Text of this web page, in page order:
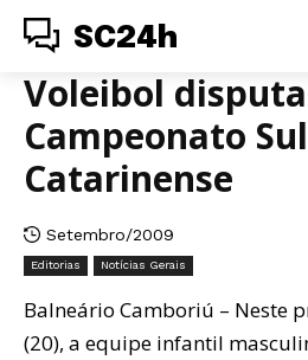
SC24h
Voleibol
Campeonato Sul
Catarinense
Setembro/2009
Editorias Notícias Gerais
Balneário Camboriú – Neste
(20), a equipe infantil